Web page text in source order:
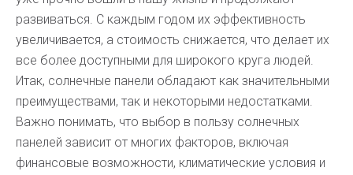
развиваться. С каждым годом их эффективность
увеличивается, а стоимость снижается, что делает их
все более доступными для широкого круга людей.
Итак, солнечные панели обладают как значительными
преимуществами, так и некоторыми недостатками.
Важно понимать, что выбор в пользу солнечных
панелей зависит от многих факторов, включая
финансовые возможности, климатические условия и